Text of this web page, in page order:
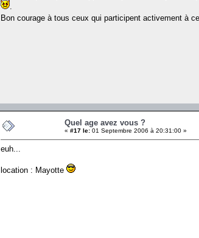
Bon courage à tous ceux qui participent activement à
Quel age avez vous ?
« #17 le: 01 Septembre 2006 à 20:31:00 »
euh...
location : Mayotte